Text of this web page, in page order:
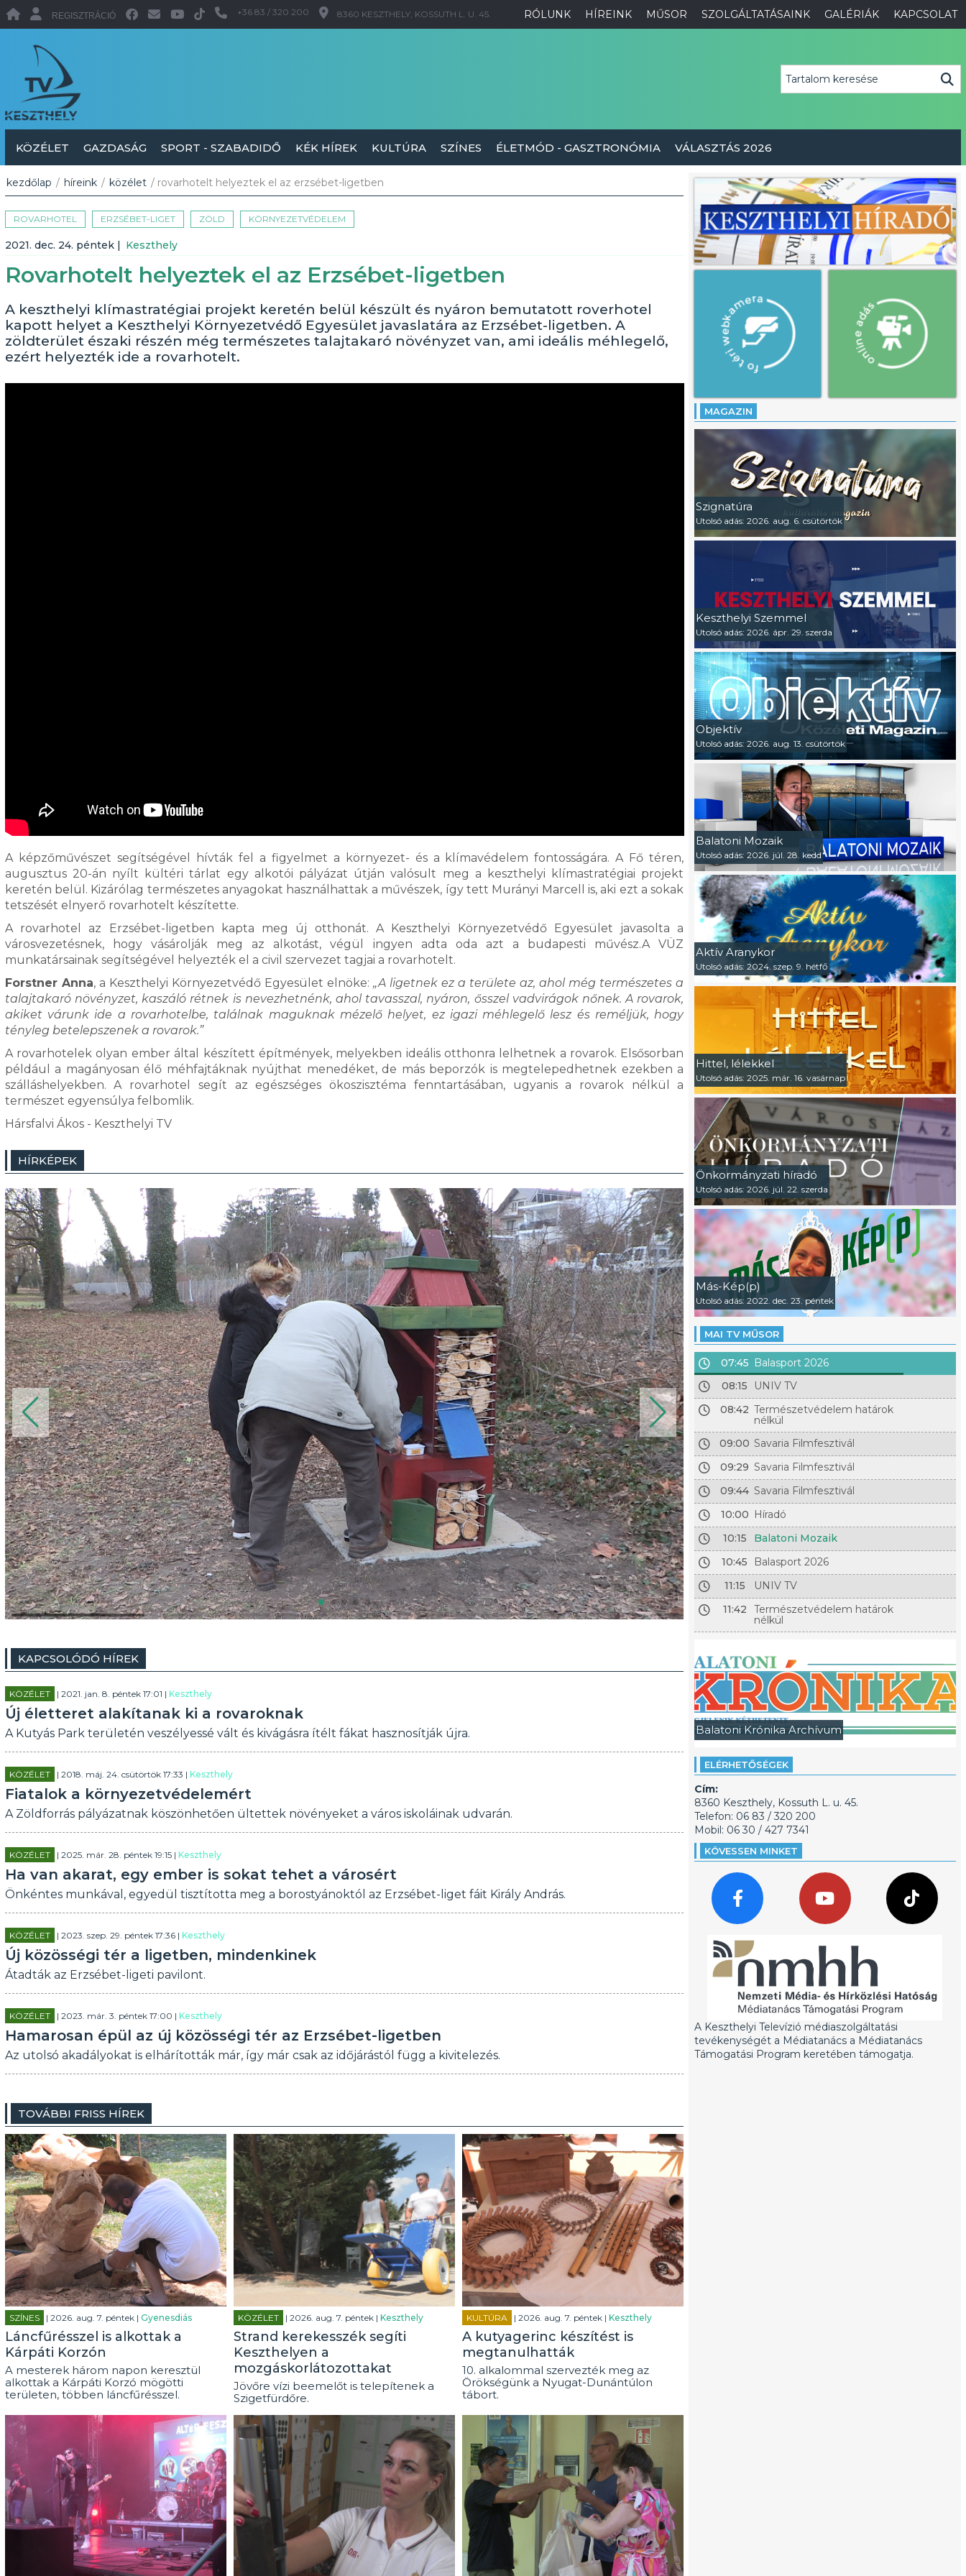
RÓLUNK HÍREINK MŰSOR SZOLGÁLTATÁSAINK GALÉRIÁK KAPCSOLAT
REGISZTRÁCIÓ +36 83 / 320 200 8360 KESZTHELY, KOSSUTH L. U. 45.
KÖZÉLET GAZDASÁG SPORT - SZABADIDŐ KÉK HÍREK KULTÚRA SZÍNES ÉLETMÓD - GASZTRONÓMIA VÁLASZTÁS 2026
kezdőlap / híreink / közélet / rovarhotelt helyeztek el az erzsébet-ligetben
ROVARHOTEL ERZSÉBET-LIGET ZÖLD KÖRNYEZETVÉDELEM
2021. dec. 24. péntek | Keszthely
Rovarhotelt helyeztek el az Erzsébet-ligetben
A keszthelyi klímastratégiai projekt keretén belül készült és nyáron bemutatott roverhotel
kapott helyet a Keszthelyi Környezetvédő Egyesület javaslatára az Erzsébet-ligetben. A
zöldterület északi részén még természetes talajtakaró növényzet van, ami ideális méhlegelő,
ezért helyezték ide a rovarhotelt.
A képzőművészet segítségével hívták fel a figyelmet a környezet- és a klímavédelem fontosságára. A Fő téren,
augusztus 20-án nyílt kültéri tárlat egy alkotói pályázat útján valósult meg a keszthelyi klímastratégiai projekt
keretén belül. Kizárólag természetes anyagokat használhattak a művészek, így tett Murányi Marcell is, aki ezt a sokak
tetszését elnyerő rovarhotelt készítette.
A rovarhotel az Erzsébet-ligetben kapta meg új otthonát. A Keszthelyi Környezetvédő Egyesület javasolta a
városvezetésnek, hogy vásárolják meg az alkotást, végül ingyen adta oda azt a budapesti művész.A VÜZ
munkatársainak segítségével helyezték el a civil szervezet tagjai a rovarhotelt.
Forstner Anna, a Keszthelyi Környezetvédő Egyesület elnöke:„A ligetnek ez a területe az, ahol még természetes a
talajtakaró növényzet, kaszáló rétnek is nevezhetnénk, ahol tavasszal, nyáron, ősszel vadvirágok nőnek. A rovarok,
akiket várunk ide a rovarhotelbe, találnak maguknak mézelő helyet, ez igazi méhlegelő lesz és reméljük, hogy
tényleg betelepszenek a rovarok.”
A rovarhotelek olyan ember által készített építmények, melyekben ideális otthonra lelhetnek a rovarok. Elsősorban
például a magányosan élő méhfajtáknak nyújthat menedéket, de más beporzók is megtelepedhetnek ezekben a
szálláshelyekben. A rovarhotel segít az egészséges ökoszisztéma fenntartásában, ugyanis a rovarok nélkül a
természet egyensúlya felbomlik.
Hársfalvi Ákos - Keszthelyi TV
HÍRKÉPEK
KAPCSOLÓDÓ HÍREK
KÖZÉLET | 2021. jan. 8. péntek 17:01 | Keszthely
Új életteret alakítanak ki a rovaroknak
A Kutyás Park területén veszélyessé vált és kivágásra ítélt fákat hasznosítják újra.
KÖZÉLET | 2018. máj. 24. csütörtök 17:33 | Keszthely
Fiatalok a környezetvédelemért
A Zöldforrás pályázatnak köszönhetően ültettek növényeket a város iskoláinak udvarán.
KÖZÉLET | 2025. már. 28. péntek 19:15 | Keszthely
Ha van akarat, egy ember is sokat tehet a városért
Önkéntes munkával, egyedül tisztította meg a borostyánoktól az Erzsébet-liget fáit Király András.
KÖZÉLET | 2023. szep. 29. péntek 17:36 | Keszthely
Új közösségi tér a ligetben, mindenkinek
Átadták az Erzsébet-ligeti pavilont.
KÖZÉLET | 2023. már. 3. péntek 17:00 | Keszthely
Hamarosan épül az új közösségi tér az Erzsébet-ligetben
Az utolsó akadályokat is elhárították már, így már csak az időjárástól függ a kivitelezés.
TOVÁBBI FRISS HÍREK
SZÍNES | 2026. aug. 7. péntek | Gyenesdiás
Láncfűrésszel is alkottak a
Kárpáti Korzón
A mesterek három napon keresztül
alkottak a Kárpáti Korzó mögötti
területen, többen láncfűrésszel.
KÖZÉLET | 2026. aug. 7. péntek | Keszthely
Strand kerekesszék segíti
Keszthelyen a
mozgáskorlátozottakat
Jövőre vízi beemelőt is telepítenek a
Szigetfürdőre.
KULTÚRA | 2026. aug. 7. péntek | Keszthely
A kutyagerinc készítést is
megtanulhatták
10. alkalommal szervezték meg az
Örökségünk a Nyugat-Dunántúlon
tábort.
MAGAZIN
Szignatúra
Utolsó adás: 2026. aug. 6. csütörtök
Keszthelyi Szemmel
Utolsó adás: 2026. ápr. 29. szerda
Objektív
Utolsó adás: 2026. aug. 13. csütörtök
Balatoni Mozaik
Utolsó adás: 2026. júl. 28. kedd
Aktív Aranykor
Utolsó adás: 2024. szep. 9. hétfő
Hittel, lélekkel
Utolsó adás: 2025. már. 16. vasárnap
Önkormányzati híradó
Utolsó adás: 2026. júl. 22. szerda
Más-Kép(p)
Utolsó adás: 2022. dec. 23. péntek
MAI TV MŰSOR
07:45 Balasport 2026
08:15
UNIV TV
08:42 Természetvédelem határok
nélkül
09:00 Savaria Filmfesztivál
09:29 Savaria Filmfesztivál
09:44 Savaria Filmfesztivál
10:00 Híradó
10:15
Balatoni Mozaik
10:45
Balasport 2026
11:15
UNIV TV
11:42
Természetvédelem határok
nélkül
Balatoni Krónika Archívum
ELÉRHETŐSÉGEK
Cím:
8360 Keszthely, Kossuth L. u. 45.
Telefon: 06 83 / 320 200
Mobil: 06 30 / 427 7341
KÖVESSEN MINKET
A Keszthelyi Televízió médiaszolgáltatási
tevékenységét a Médiatanács a Médiatanács
Támogatási Program keretében támogatja.